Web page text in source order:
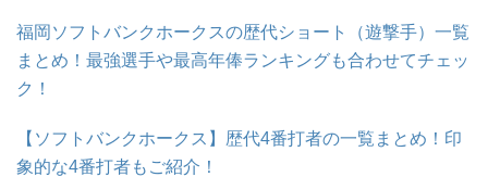
福岡ソフトバンクホークスの歴代ショート（遊撃手）一覧
まとめ！最強選手や最高年俸ランキングも合わせてチェッ
ク！
【ソフトバンクホークス】歴代4番打者の一覧まとめ！印
象的な4番打者もご紹介！